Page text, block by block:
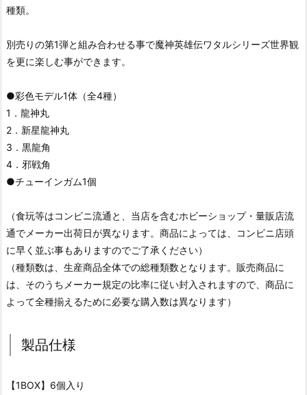
種類。
別売りの第1弾と組み合わせる事で魔神英雄伝ワタルシリーズ世界観
を更に楽しむ事ができます。
●彩色モデル1体（全4種）
1．龍神丸
2．新星龍神丸
3．黒龍角
4．邪戦角
●チューインガム1個
（食玩等はコンビニ流通と、当店を含むホビーショップ・量販店流
通でメーカー出荷日が異なります。商品によっては、コンビニ店頭
に早く並ぶ事もありますのでご了承ください）
（種類数は、生産商品全体での総種類数となります。販売商品に
は、そのうちメーカー規定の比率に従い封入されますので、商品に
よって全種揃えるために必要な購入数は異なります）
製品仕様
【1BOX】6個入り